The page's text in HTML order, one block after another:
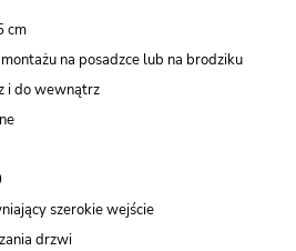
cm
na posadzce lub na brodziku
i do wewnątrz
szerokie wejście
drzwi